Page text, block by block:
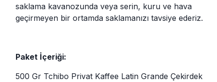
saklama kavanozunda veya serin, kuru ve hava
geçirmeyen bir ortamda saklamanızı tavsiye ederiz.
Paket İçeriği:
500 Gr Tchibo Privat Kaffee Latin Grande Çekirdek